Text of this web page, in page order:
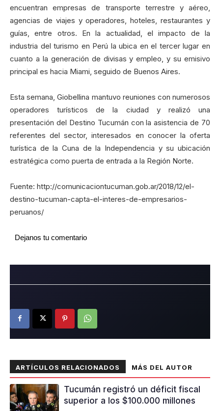
encuentran empresas de transporte terrestre y aéreo,
agencias de viajes y operadores, hoteles, restaurantes y
guías, entre otros. En la actualidad, el impacto de la
industria del turismo en Perú la ubica en el tercer lugar en
cuanto a la generación de divisas y empleo, y su emisivo
principal es hacia Miami, seguido de Buenos Aires.
Esta semana, Giobellina mantuvo reuniones con numerosos
operadores turísticos de la ciudad y realizó una
presentación del Destino Tucumán con la asistencia de 70
referentes del sector, interesados en conocer la oferta
turística de la Cuna de la Independencia y su ubicación
estratégica como puerta de entrada a la Región Norte.
Fuente: http://comunicaciontucuman.gob.ar/2018/12/el-
destino-tucuman-capta-el-interes-de-empresarios-
peruanos/
Dejanos tu comentario
ARTÍCULOS RELACIONADOS MÁS DEL AUTOR
Tucumán registró un déficit fiscal
superior a los $100.000 millones